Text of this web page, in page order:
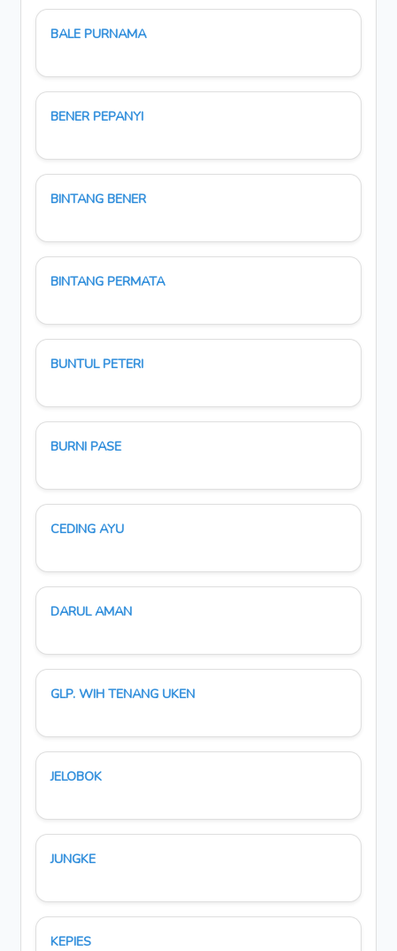
BALE PURNAMA
BENER PEPANYI
BINTANG BENER
BINTANG PERMATA
BUNTUL PETERI
BURNI PASE
CEDING AYU
DARUL AMAN
GLP. WIH TENANG UKEN
JELOBOK
JUNGKE
KEPIES